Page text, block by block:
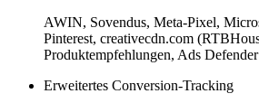
AWIN, Sovendus, Meta-Pixel,
Pinterest, creativecdn.com
Produktempfehlungen, Ads Defender
Erweitertes Conversion-Tracking